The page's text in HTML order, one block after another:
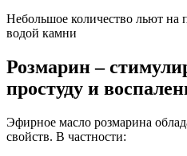
Небольшое количество льют на
водой камни
Розмарин –
простуду и
Эфирное масло розмарина
свойств. В частности: